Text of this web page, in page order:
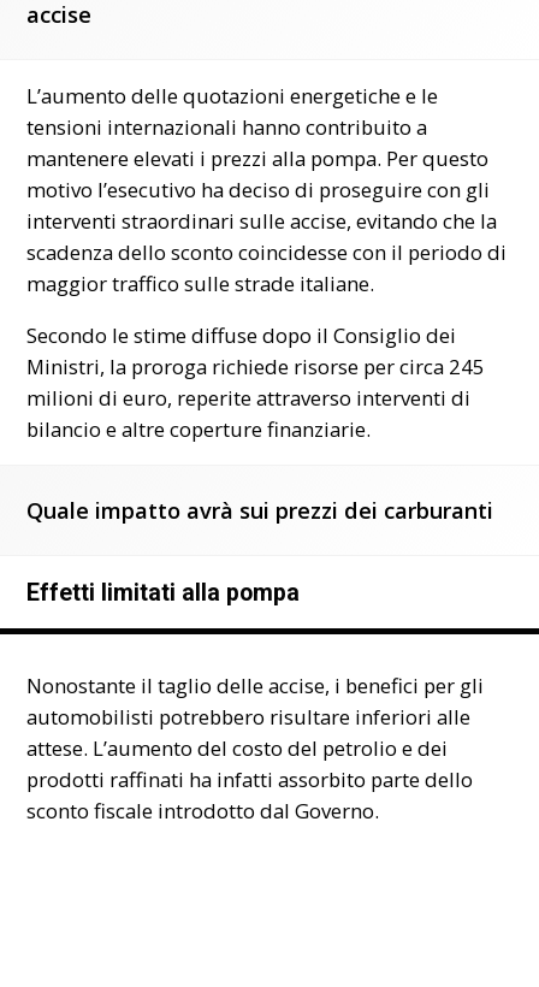
accise
L’aumento delle quotazioni energetiche e le
tensioni internazionali hanno contribuito a
mantenere elevati i prezzi alla pompa. Per questo
motivo l’esecutivo ha deciso di proseguire con gli
interventi straordinari sulle accise, evitando che la
scadenza dello sconto coincidesse con il periodo di
maggior traffico sulle strade italiane.
Secondo le stime diffuse dopo il Consiglio dei
Ministri, la proroga richiede risorse per circa 245
milioni di euro, reperite attraverso interventi di
bilancio e altre coperture finanziarie.
Quale impatto avrà sui prezzi dei carburanti
Effetti limitati alla pompa
Nonostante il taglio delle accise, i benefici per gli
automobilisti potrebbero risultare inferiori alle
attese. L’aumento del costo del petrolio e dei
prodotti raffinati ha infatti assorbito parte dello
sconto fiscale introdotto dal Governo.